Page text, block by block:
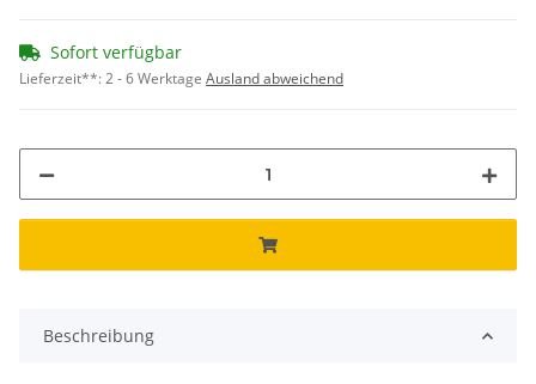
Sofort verfügbar
Lieferzeit**:2 - 6 Werktage Ausland abweichend
Beschreibung